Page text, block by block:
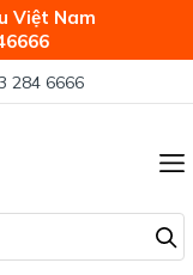
Việt Nam
284 6666